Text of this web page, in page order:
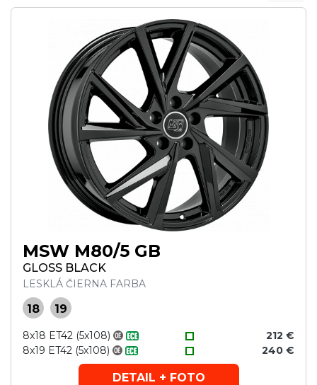
MSW M80/5 GB
GLOSS BLACK
LESKLÁ ČIERNA FARBA
18 19
8x18 ET42 (5x108)
212 €
8x19 ET42 (5x108)
240 €
DETAIL + FOTO